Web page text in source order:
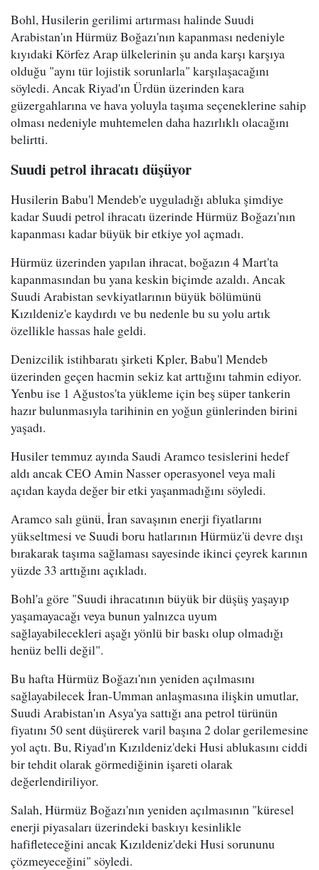
Bohl, Husilerin gerilimi artırması halinde Suudi
Arabistan'ın Hürmüz Boğazı'nın kapanması nedeniyle
kıyıdaki Körfez Arap ülkelerinin şu anda karşı karşıya
olduğu "aynı tür lojistik sorunlarla" karşılaşacağını
söyledi. Ancak Riyad'ın Ürdün üzerinden kara
güzergahlarına ve hava yoluyla taşıma seçeneklerine sahip
olması nedeniyle muhtemelen daha hazırlıklı olacağını
belirtti.
Suudi petrol ihracatı düşüyor
Husilerin Babu'l Mendeb'e uyguladığı abluka şimdiye
kadar Suudi petrol ihracatı üzerinde Hürmüz Boğazı'nın
kapanması kadar büyük bir etkiye yol açmadı.
Hürmüz üzerinden yapılan ihracat, boğazın 4 Mart'ta
kapanmasından bu yana keskin biçimde azaldı. Ancak
Suudi Arabistan sevkiyatlarının büyük bölümünü
Kızıldeniz'e kaydırdı ve bu nedenle bu su yolu artık
özellikle hassas hale geldi.
Denizcilik istihbaratı şirketi Kpler, Babu'l Mendeb
üzerinden geçen hacmin sekiz kat arttığını tahmin ediyor.
Yenbu ise 1 Ağustos'ta yükleme için beş süper tankerin
hazır bulunmasıyla tarihinin en yoğun günlerinden birini
yaşadı.
Husiler temmuz ayında Saudi Aramco tesislerini hedef
aldı ancak CEO Amin Nasser operasyonel veya mali
açıdan kayda değer bir etki yaşanmadığını söyledi.
Aramco salı günü, İran savaşının enerji fiyatlarını
yükseltmesi ve Suudi boru hatlarının Hürmüz'ü devre dışı
bırakarak taşıma sağlaması sayesinde ikinci çeyrek karının
yüzde 33 arttığını açıkladı.
Bohl'a göre "Suudi ihracatının büyük bir düşüş yaşayıp
yaşamayacağı veya bunun yalnızca uyum
sağlayabilecekleri aşağı yönlü bir baskı olup olmadığı
henüz belli değil".
Bu hafta Hürmüz Boğazı'nın yeniden açılmasını
sağlayabilecek İran-Umman anlaşmasına ilişkin umutlar,
Suudi Arabistan'ın Asya'ya sattığı ana petrol türünün
fiyatını 50 sent düşürerek varil başına 2 dolar gerilemesine
yol açtı. Bu, Riyad'ın Kızıldeniz'deki Husi ablukasını ciddi
bir tehdit olarak görmediğinin işareti olarak
değerlendiriliyor.
Salah, Hürmüz Boğazı'nın yeniden açılmasının "küresel
enerji piyasaları üzerindeki baskıyı kesinlikle
hafifleteceğini ancak Kızıldeniz'deki Husi sorununu
çözmeyeceğini" söyledi.